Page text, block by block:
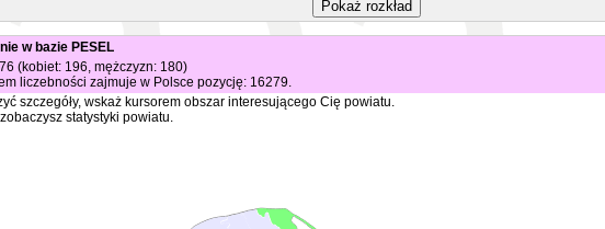
w bazie PESEL
(kobiet: 196, mężczyzn: 180)
liczebności zajmuje w Polsce pozycję: 16279.
szczegóły, wskaż kursorem obszar interesującego Cię powiatu.
statystyki powiatu.